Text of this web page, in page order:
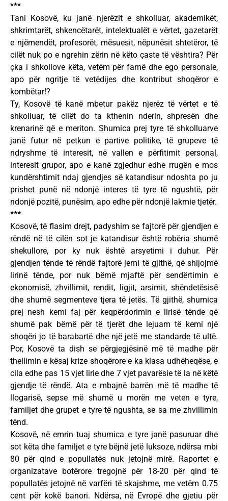
***
Tani Kosovë, ku janë njerëzit e shkolluar, akademikët,
shkrimtarët, shkencëtarët, intelektualët e vërtet, gazetarët
e njëmendët, profesorët, mësuesit, nëpunësit shtetëror, të
cilët nuk po e ngrehin zërin në këto çaste të vështira? Për
çka i shkollove këta, vetëm për famë dhe ego personale,
apo për ngritje të vetëdijes dhe kontribut shoqëror e
kombëtar!?
Ty, Kosovë të kanë mbetur pakëz njerëz të vërtet e të
shkolluar, të cilët do ta kthenin nderin, shpresën dhe
krenarinë që e meriton. Shumica prej tyre të shkolluarve
janë futur në petkun e partive politike, të grupeve të
ndryshme të interesit, në vallen e përfitimit personal,
interesit grupor, apo e kanë zgjedhur edhe rrugën e mos
kundërshtimit ndaj gjendjes së katandisur ndoshta po ju
prishet punë në ndonjë interes të tyre të ngushtë, për
ndonjë pozitë, punësim, apo edhe për ndonjë lakmie tjetër.
***
Kosovë, të flasim drejt, padyshim se fajtorë për gjendjen e
rëndë në të cilën sot je katandisur është robëria shumë
shekullore, por ky nuk është arsyetimi i duhur. Për
gjendjen tënde të rëndë fajtorë jemi të gjithë, që shijojmë
lirinë tënde, por nuk bëmë mjaftë për sendërtimin e
ekonomisë, zhvillimit, rendit, ligjit, arsimit, shëndetësisë
dhe shumë segmenteve tjera të jetës. Të gjithë, shumica
prej nesh kemi faj për keqpërdorimin e lirisë tënde që
shumë pak bëmë për të tjerët dhe lejuam të kemi një
shoqëri jo të barabartë dhe një jetë me standarde të ultë.
Por, Kosovë ta dish se përgjegjësinë më të madhe për
thellimin e kësaj krize shoqërore e ka klasa udhëheqëse, e
cila edhe pas 15 vjet lirie dhe 7 vjet pavarësie të la në këtë
gjendje të rëndë. Ata e mbajnë barrën më të madhe të
llogarisë, sepse më shumë u morën me veten e tyre,
familjet dhe grupet e tyre të ngushta, se sa me zhvillimin
tënd.
Kosovë, në emrin tuaj shumica e tyre janë pasuruar dhe
sot këta dhe familjet e tyre bëjnë jetë luksoze, ndërsa mbi
80 për qind e popullatës nuk jetojnë mirë. Raportet e
organizatave botërore tregojnë për 18-20 për qind të
popullatës jetojnë në varfëri të skajshme, me vetëm 0.75
cent për kokë banori. Ndërsa, në Evropë dhe gjetiu për